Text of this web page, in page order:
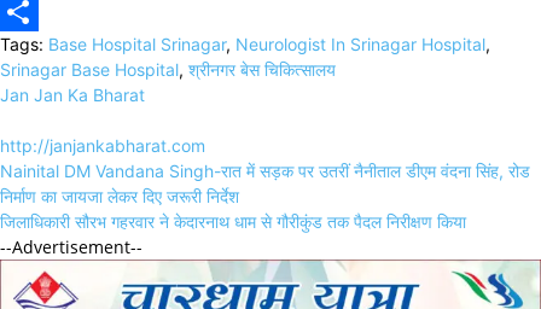
Copy
Link
Share
Tags: Base Hospital Srinagar, Neurologist In Srinagar Hospital,
Srinagar Base Hospital, श्रीनगर बेस चिकित्सालय
Jan Jan Ka Bharat
http://janjankabharat.com
Post
navigation
Nainital DM Vandana Singh-रात में सड़क पर उतरीं नैनीताल डीएम वंदना सिंह, रोड
निर्माण का जायजा लेकर दिए जरूरी निर्देश
जिलाधिकारी सौरभ गहरवार ने केदारनाथ धाम से गौरीकुंड तक पैदल निरीक्षण किया
--Advertisement--